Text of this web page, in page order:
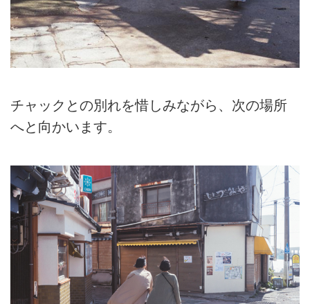
チャックとの別れを惜しみながら、次の場所
へと向かいます。